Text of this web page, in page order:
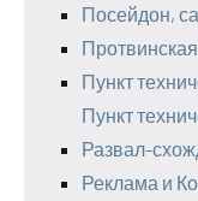
Посейдон,
Пункт
Пункт
Развал-
Реклама и